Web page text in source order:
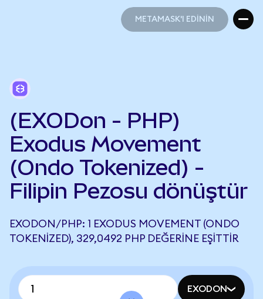
METAMASK'I EDİNİN
(EXODon - PHP)
Exodus Movement
(Ondo Tokenized) -
Filipin Pezosu dönüştür
EXODON/PHP: 1 EXODUS MOVEMENT (ONDO
TOKENIZED), 329,0492 PHP DEĞERINE EŞITTIR
EXODON